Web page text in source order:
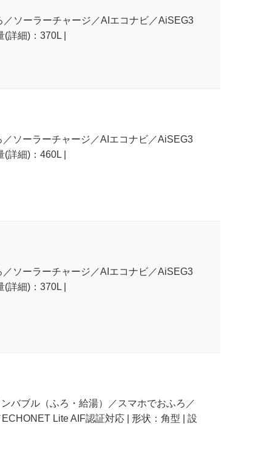
ソーラーチャージ／AIエコナビ／AiSEG3
詳細)：370L |
ソーラーチャージ／AIエコナビ／AiSEG3
詳細)：460L |
ソーラーチャージ／AIエコナビ／AiSEG3
詳細)：370L |
バブル（ふろ・給湯）／スマホでおふろ／
Lite AIF認証対応 | 形状：角型 | 設